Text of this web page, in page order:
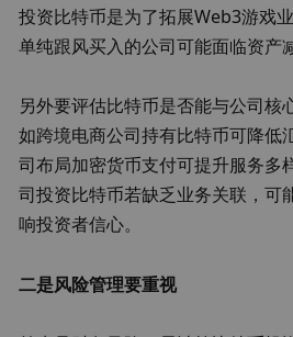
投资比特币是为了拓展Web3游戏
单纯跟风买入的公司可能面临资产
另外要评估比特币是否能与公司核
如跨境电商公司持有比特币可降低
司布局加密货币支付可提升服务多
司投资比特币若缺乏业务关联，可
响投资者信心。
二是风险管理要重视